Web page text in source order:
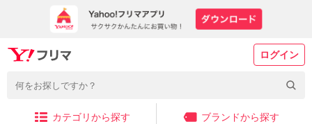
ログイン
カテゴリから探す ブランドから探す